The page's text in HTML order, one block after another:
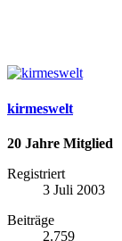
kirmeswelt
20 Jahre Mitglied
Registriert
3 Juli 2003
Beiträge
2.759